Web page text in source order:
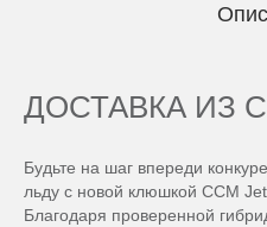
ДОСТАВКА ИЗ
Будьте на шаг впереди
льду с новой клюшкой CCM
Благодаря проверенной